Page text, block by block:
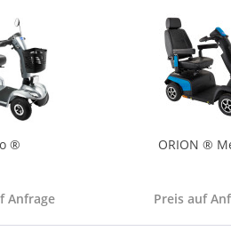
®
Anfrage
ORION ®
Preis auf